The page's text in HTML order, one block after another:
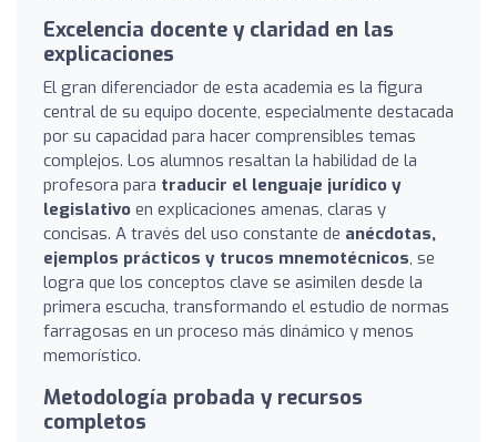
Excelencia docente y claridad en las
explicaciones
El gran diferenciador de esta academia es la figura
central de su equipo docente, especialmente destacada
por su capacidad para hacer comprensibles temas
complejos. Los alumnos resaltan la habilidad de la
profesora para traducir el lenguaje jurídico y
legislativo en explicaciones amenas, claras y
concisas. A través del uso constante de anécdotas,
ejemplos prácticos y trucos mnemotécnicos, se
logra que los conceptos clave se asimilen desde la
primera escucha, transformando el estudio de normas
farragosas en un proceso más dinámico y menos
memorístico.
Metodología probada y recursos
completos